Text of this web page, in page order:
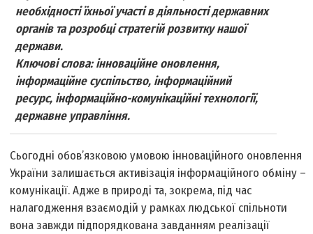
необхідності їхньої участі в діяльності державних
органів та розробці стратегій розвитку нашої
держави.
Ключові слова: інноваційне оновлення,
інформаційне суспільство, інформаційний
ресурс, інформаційно-комунікаційні технології,
державне управління.
Сьогодні обов’язковою умовою інноваційного оновлення
України залишається активізація інформаційного обміну –
комунікації. Адже в природі та, зокрема, під час
налагодження взаємодій у рамках людської спільноти
вона завжди підпорядкована завданням реалізації